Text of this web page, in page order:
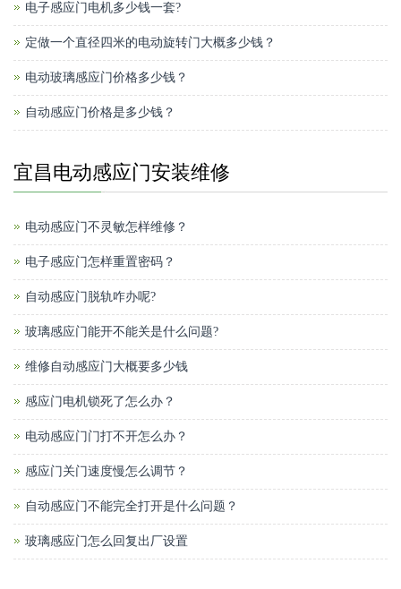
电子感应门电机多少钱一套?
定做一个直径四米的电动旋转门大概多少钱？
电动玻璃感应门价格多少钱？
自动感应门价格是多少钱？
宜昌电动感应门安装维修
电动感应门不灵敏怎样维修？
电子感应门怎样重置密码？
自动感应门脱轨咋办呢?
玻璃感应门能开不能关是什么问题?
维修自动感应门大概要多少钱
感应门电机锁死了怎么办？
电动感应门门打不开怎么办？
感应门关门速度慢怎么调节？
自动感应门不能完全打开是什么问题？
玻璃感应门怎么回复出厂设置